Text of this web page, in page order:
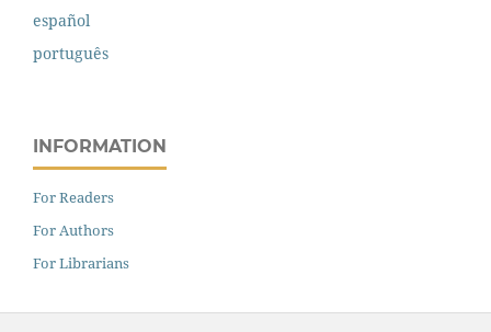
español
português
INFORMATION
For Readers
For Authors
For Librarians